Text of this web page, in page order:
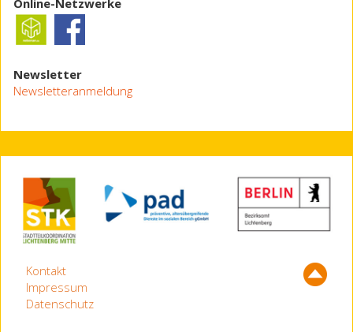
Newsletter
Newsletteranmeldung
Kontakt
Impressum
Datenschutz